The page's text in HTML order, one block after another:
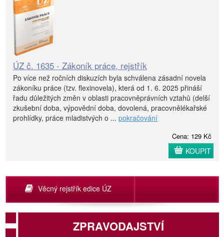
ÚZ č. 1635 - Zákoník práce, rejstřík
Po více než ročních diskuzích byla schválena zásadní novela
zákoníku práce (tzv. flexinovela), která od 1. 6. 2025 přináší
řadu důležitých změn v oblasti pracovněprávních vztahů (delší
zkušební doba, výpovědní doba, dovolená, pracovnělékařské
prohlídky, práce mladistvých o ... pokračování
Cena: 129 Kč
KOUPIT
Věcný rejstřík edice ÚZ
ZPRAVODAJSTVÍ